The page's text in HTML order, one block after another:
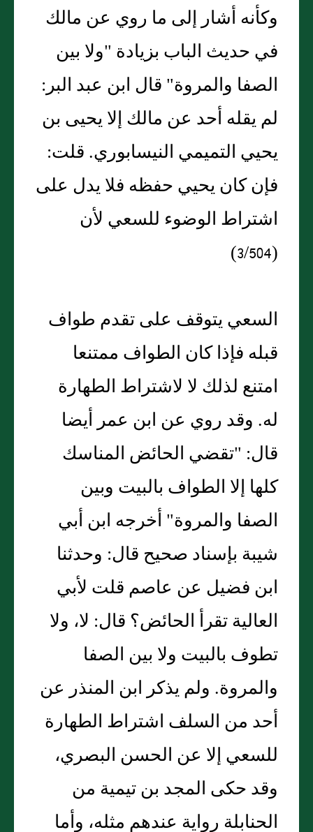
وكأنه أشار إلى ما روي عن مالك
في حديث الباب بزيادة "ولا بين
الصفا والمروة" قال ابن عبد البر:
لم يقله أحد عن مالك إلا يحيى بن
يحيي التميمي النيسابوري. قلت:
فإن كان يحيي حفظه فلا يدل على
اشتراط الوضوء للسعي لأن
(3/504)
السعي يتوقف على تقدم طواف
قبله فإذا كان الطواف ممتنعا
امتنع لذلك لا لاشتراط الطهارة
له. وقد روي عن ابن عمر أيضا
قال: "تقضي الحائض المناسك
كلها إلا الطواف بالبيت وبين
الصفا والمروة" أخرجه ابن أبي
شيبة بإسناد صحيح قال: وحدثنا
ابن فضيل عن عاصم قلت لأبي
العالية تقرأ الحائض؟ قال: لا، ولا
تطوف بالبيت ولا بين الصفا
والمروة. ولم يذكر ابن المنذر عن
أحد من السلف اشتراط الطهارة
للسعي إلا عن الحسن البصري،
وقد حكى المجد بن تيمية من
الحنابلة رواية عندهم مثله، وأما